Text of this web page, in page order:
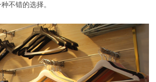
不错的选择。